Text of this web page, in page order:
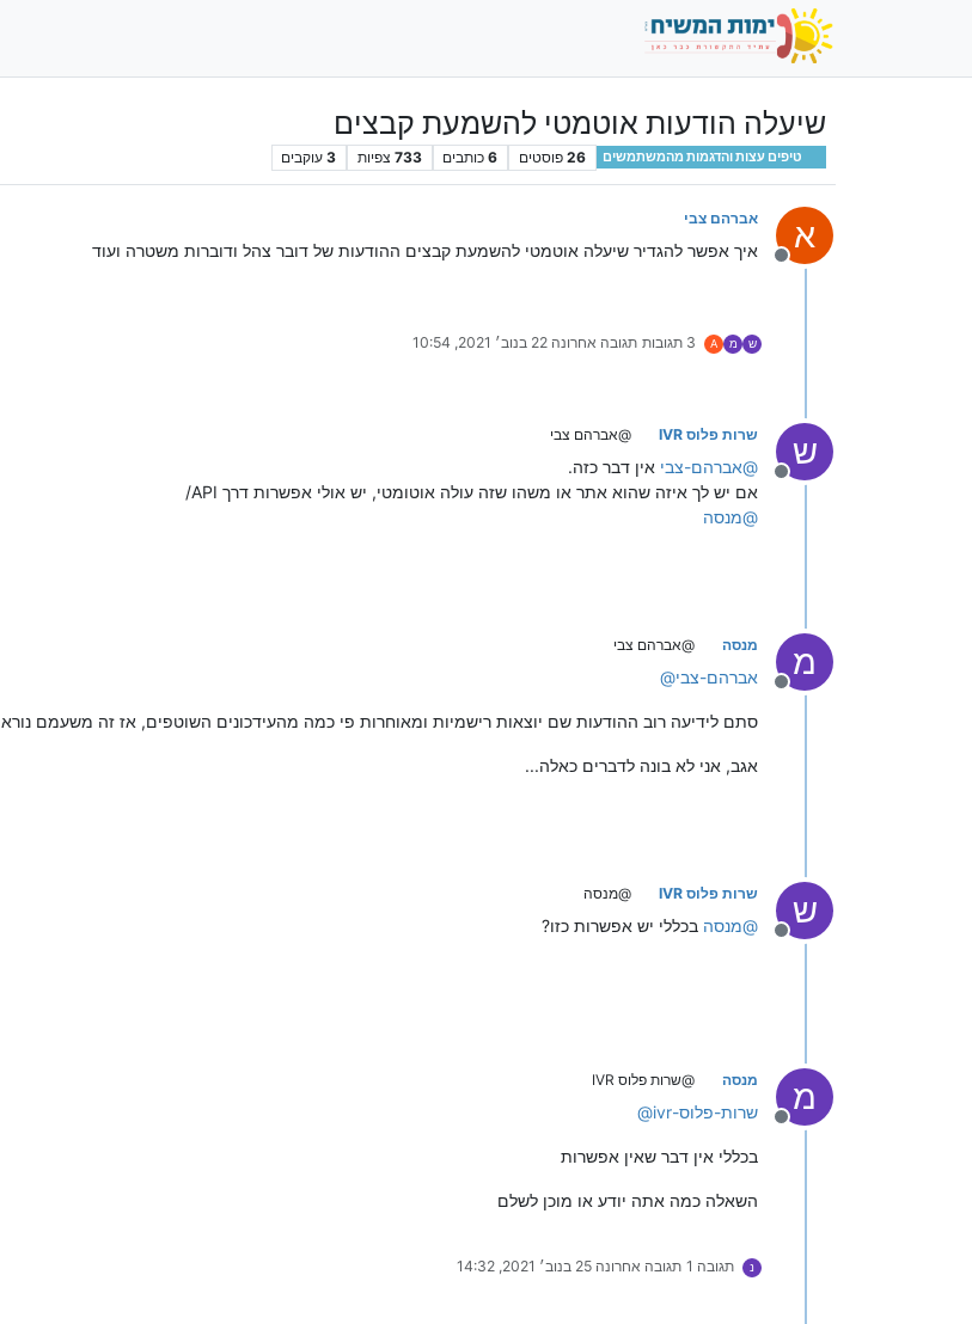
שיעלה הודעות אוטמטי להשמעת קבצים
טיפים עצות והדגמות מהמשתמשים 26 פוסטים 6 כותבים 733 צפיות 3 עוקבים
א
מנותק
אברהם צבי
איך אפשר להגדיר שיעלה אוטמטי להשמעת קבצים ההודעות של דובר צהל ודוברות משטרה ועוד
ש מ A 3 תגובות תגובה אחרונה 22 בנוב׳ 2021, 10:54
ש
מנותק
שרות פלוס IVR @אברהם צבי
@אברהם-צבי אין דבר כזה.
אם יש לך איזה שהוא אתר או משהו שזה עולה אוטומטי, יש אולי אפשרות דרך API/
@מנסה
מ
מנותק
מנסה @אברהם צבי
@אברהם-צבי
סתם לידיעה רוב ההודעות שם יוצאות רישמיות ומאוחרות פי כמה מהעידכונים השוטפים, אז זה משעמם נורא
אגב, אני לא בונה לדברים כאלה...
ש
מנותק
שרות פלוס IVR @מנסה
@מנסה בכללי יש אפשרות כזו?
מ
מנותק
מנסה @שרות פלוס IVR
@ שרות-פלוס-ivr
בכללי אין דבר שאין אפשרות
השאלה כמה אתה יודע או מוכן לשלם
נ תגובה 1 תגובה אחרונה 25 בנוב׳ 2021, 14:32